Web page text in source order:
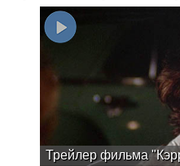
Трейлер фильма